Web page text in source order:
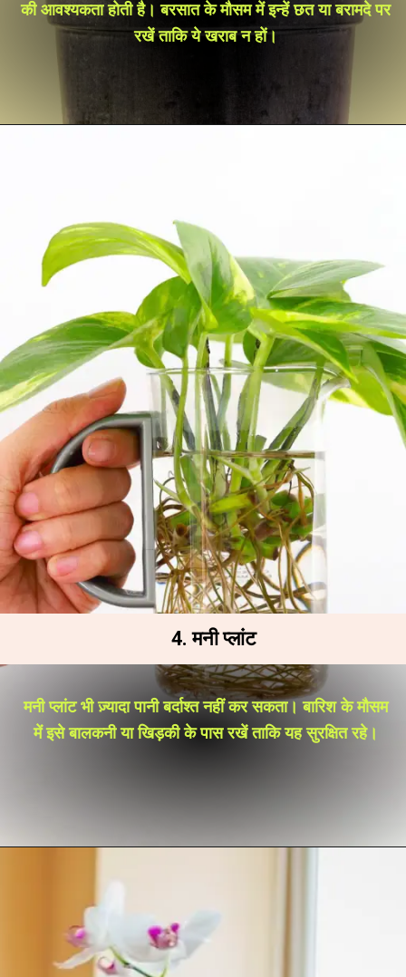
की आवश्यकता होती है। बरसात के मौसम में इन्हें छत या बरामदे पर
रखें ताकि ये खराब न हों।
मनी प्लांट भी ज़्यादा पानी बर्दाश्त नहीं कर सकता। बारिश के मौसम
में इसे बालकनी या खिड़की के पास रखें ताकि यह सुरक्षित रहे।
4. मनी प्लांट